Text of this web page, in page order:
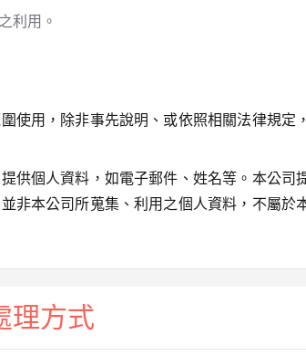
利用。
使用，除非事先說明、或依照相關法律規定
供個人資料，如電子郵件、姓名等。本公司
非本公司所蒐集、利用之個人資料，不屬於
理方式